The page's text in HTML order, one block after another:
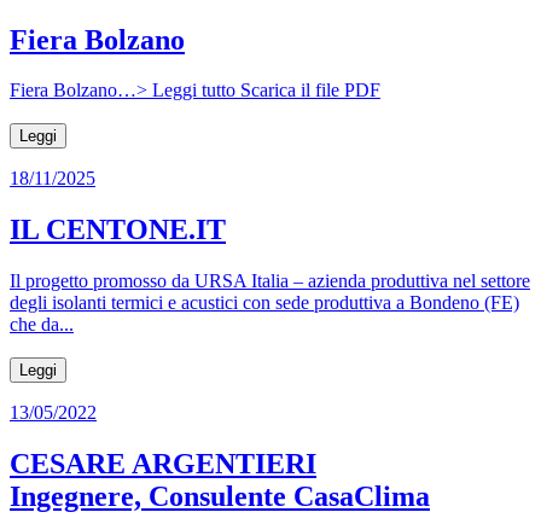
Fiera Bolzano
Fiera Bolzano…> Leggi tutto Scarica il file PDF
Leggi
18/11/2025
IL CENTONE.IT
Il progetto promosso da URSA Italia – azienda produttiva nel settore
degli isolanti termici e acustici con sede produttiva a Bondeno (FE)
che da...
Leggi
13/05/2022
CESARE ARGENTIERI
Ingegnere, Consulente CasaClima